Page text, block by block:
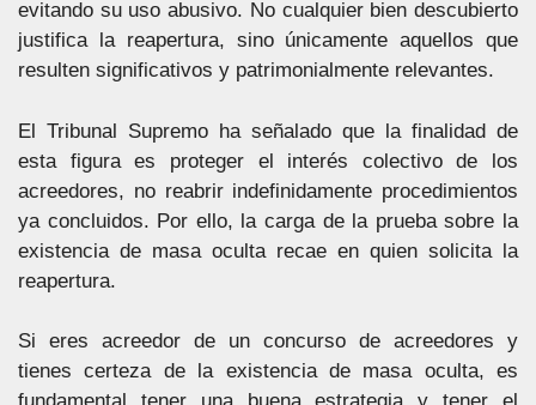
evitando su uso abusivo. No cualquier bien descubierto
justifica la reapertura, sino únicamente aquellos que
resulten significativos y patrimonialmente relevantes.
El Tribunal Supremo ha señalado que la finalidad de
esta figura es proteger el interés colectivo de los
acreedores, no reabrir indefinidamente procedimientos
ya concluidos. Por ello, la carga de la prueba sobre la
existencia de masa oculta recae en quien solicita la
reapertura.
Si eres acreedor de un concurso de acreedores y
tienes certeza de la existencia de masa oculta, es